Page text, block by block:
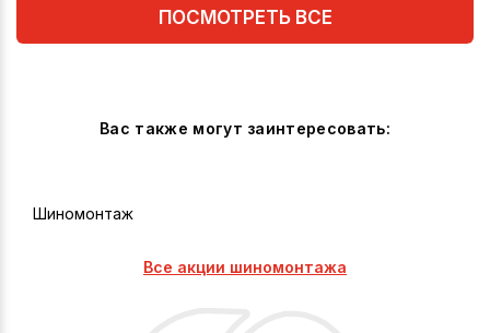
ПОСМОТРЕТЬ ВСЕ
Вас также могут заинтересовать:
Шиномонтаж
Все акции шиномонтажа